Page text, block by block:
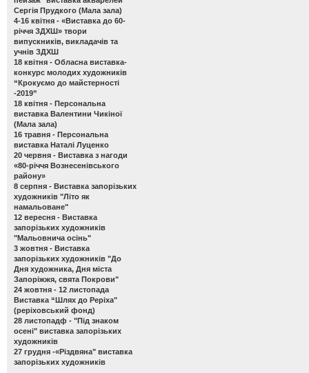
Сергія Прудкого (Мала зала)
4-16 квітня - «Виставка до 60-
річчя ЗДХШ» твори
випускників, викладачів та
учнів ЗДХШ
18 квітня - Обласна виставка-
конкурс молодих художників
“Крокуємо до майстерності
-2019”
18 квітня - Персональна
виставка Валентини Чикіної
(Мала зала)
16 травня - Персональна
виставка Наталі Луценко
20 червня - Виставка з нагоди
«80-річчя Вознесенівського
району»
8 серпня - Виставка запорізьких
художників "Літо як
намальоване"
12 вересня - Виставка
запорізьких художників
"Мальовнича осінь"
3 жовтня - Виставка
запорізьких художників "До
Дня художника, Дня міста
Запоріжжя, свята Покрови"
24 жовтня - 12 листопада
Виставка “Шлях до Реріха"
(реріховський фонд)
28 листопадф - "Під знаком
осені" виставка запорізьких
художників
27 грудня -«Різдвяна" виставка
запорізьких художників